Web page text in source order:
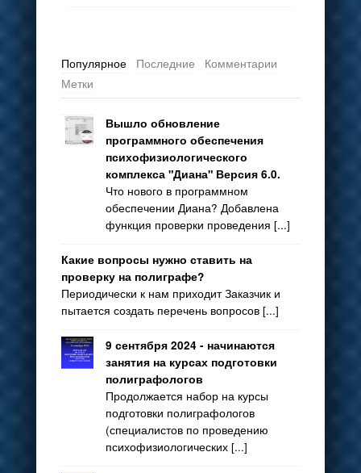
Популярное Последние
Комментарии
Метки
Вышло обновление
программного обеспечения
психофизиологического
комплекса "Диана" Версия 6.0.
Что нового в программном
обеспечении Диана? Добавлена
функция проверки проведения [...]
Какие вопросы нужно ставить на
проверку на полиграфе?
Периодически к нам приходит Заказчик и
пытается создать перечень вопросов [...]
9 сентября 2024 - начинаются
занятия на курсах подготовки
полиграфологов
Продолжается набор на курсы
подготовки полиграфологов
(специалистов по проведению
психофизиологических [...]